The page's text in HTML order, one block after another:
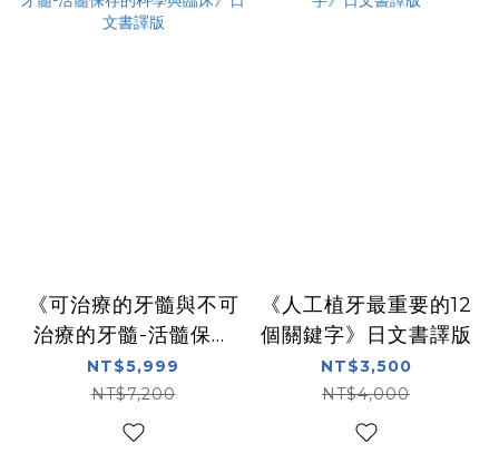
《可治療的牙髓與不可
治療的牙髓-活髓保存
的科學與臨床》日文書
譯版
NT$5,999
NT$7,200
《人工植牙最重要的12
個關鍵字》日文書譯版
NT$3,500
NT$4,000